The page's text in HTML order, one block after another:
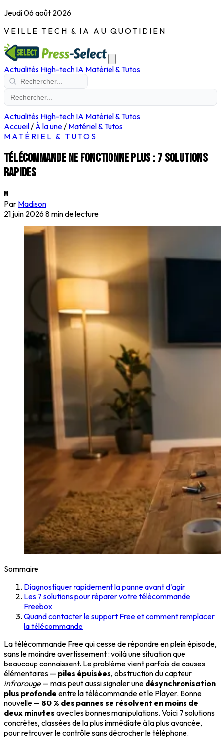
Jeudi 06 août 2026
VEILLE TECH & IA AU QUOTIDIEN
Actualités High-tech IA Matériel & Tutos
Actualités High-tech IA Matériel & Tutos
Accueil/ À la une/ Matériel & Tutos
MATÉRIEL & TUTOS
Télécommande ne fonctionne plus : 7 solutions
rapides
M
Par Madison
21 juin 20268 min de lecture
Sommaire
Diagnostiquer rapidement la panne avant d'agir
Les 7 solutions pour réparer votre télécommande
Freebox
Quand contacter le support Free et comment remplacer
la télécommande
La télécommande Free qui cesse de répondre en plein épisode,
sans le moindre avertissement : voilà une situation que
beaucoup connaissent. Le problème vient parfois de causes
élémentaires — piles épuisées, obstruction du capteur
infrarouge— mais peut aussi signaler une désynchronisation
plus profonde entre la télécommande et le Player. Bonne
nouvelle — 80 % des pannes se résolvent en moins de
deux minutes avec les bonnes manipulations. Voici 7 solutions
concrètes, classées de la plus immédiate à la plus avancée,
pour retrouver le contrôle sans décrocher le téléphone.